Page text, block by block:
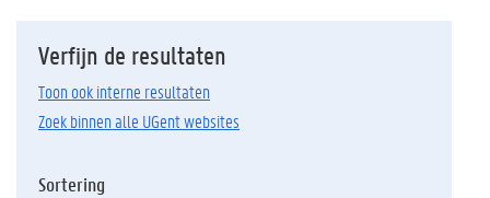
Verfijn de resultaten
Toon ook interne resultaten
Zoek binnen alle UGent websites
Sortering